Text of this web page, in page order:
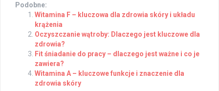
Podobne:
Witamina F – kluczowa dla zdrowia skóry i układu
krążenia
Oczyszczanie wątroby: Dlaczego jest kluczowe dla
zdrowia?
Fit śniadanie do pracy – dlaczego jest ważne i co je
zawiera?
Witamina A – kluczowe funkcje i znaczenie dla
zdrowia skóry